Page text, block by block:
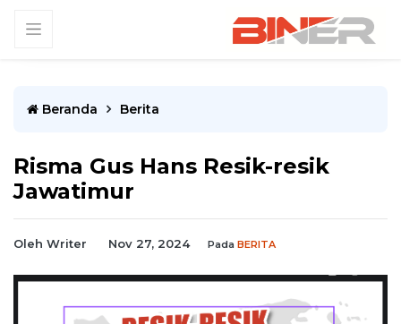
Beranda Berita
Risma Gus Hans Resik-resik
Jawatimur
Oleh Writer Nov 27, 2024 Pada BERITA